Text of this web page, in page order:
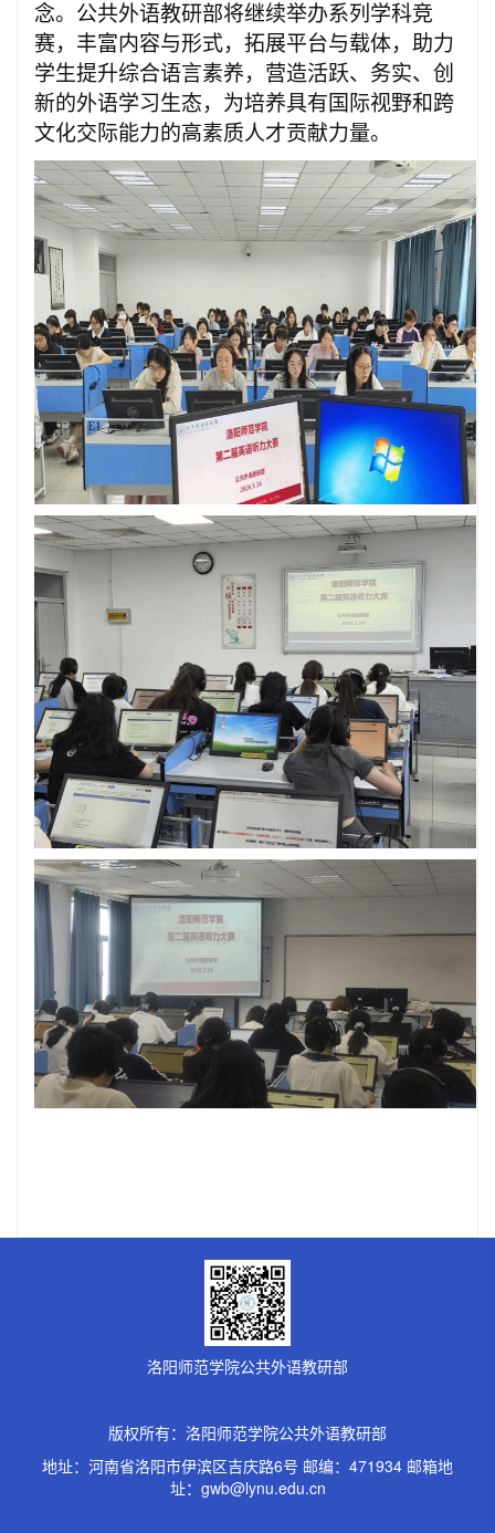
念。公共外语教研部将继续举办系列学科竞
赛，丰富内容与形式，拓展平台与载体，助力
学生提升综合语言素养，营造活跃、务实、创
新的外语学习生态，为培养具有国际视野和跨
文化交际能力的高素质人才贡献力量。
洛阳师范学院公共外语教研部
版权所有：洛阳师范学院公共外语教研部
地址：河南省洛阳市伊滨区吉庆路6号 邮编：471934 邮箱地
址：gwb@lynu.edu.cn